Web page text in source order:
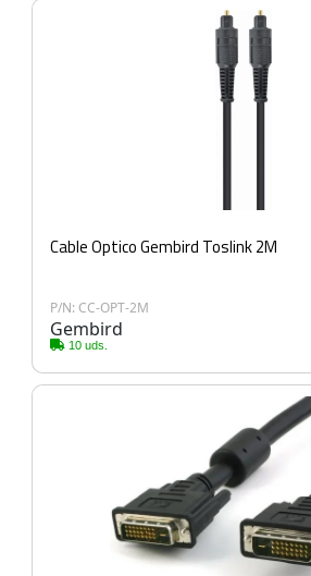
Cable Optico Gembird Toslink 2M
P/N: CC-OPT-2M
Gembird
10 uds.